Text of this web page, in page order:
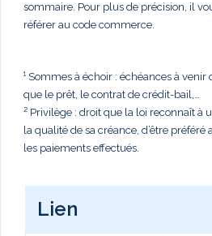
sommaire. Pour plus de précision, il
référer au code commerce.
¹ Sommes à échoir : échéances à
que le prêt, le contrat de crédit-bail,…
² Privilège : droit que la loi reconnaît à
la qualité de sa créance, d’être
les paiements effectués.
Lien